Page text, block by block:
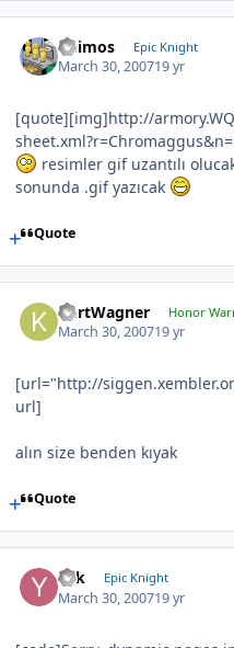
Deimos Epic Knight
March 30, 200719 yr
[quote][img]http://
resimler gif uzantılı
sonunda .gif yazıcak
Quote
KurtWagner Honor
March 30, 200719 yr
[url="http://
url]
alın size benden kıyak
Quote
Yek Epic Knight
March 30, 200719 yr